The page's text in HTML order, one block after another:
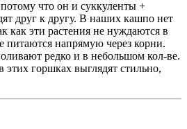
что он и суккуленты +
друг к другу. В наших кашпо нет
как эти растения не нуждаются в
напрямую через корни.
редко и в небольшом кол-ве.
этих горшках выглядят стильно,